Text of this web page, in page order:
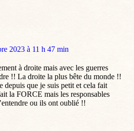
2023 à 11 h 47 min
à droite mais avec les guerres
!! La droite la plus bête du monde !!
depuis que je suis petit et cela fait
la FORCE mais les responsables
ou ils ont oublié !!